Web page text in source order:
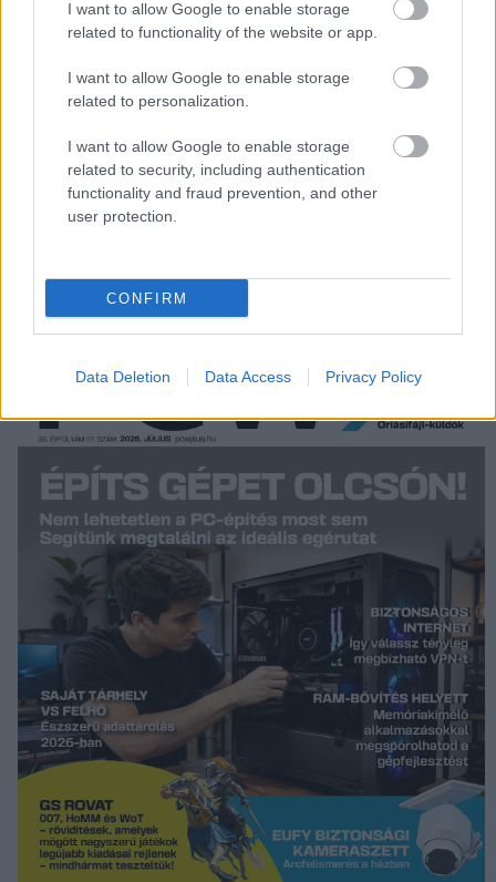
I want to allow Google to enable storage
related to functionality of the website or app.
I want to allow Google to enable storage
related to personalization.
I want to allow Google to enable storage
related to security, including authentication
functionality and fraud prevention, and other
user protection.
CONFIRM
Data Deletion Data Access Privacy Policy
Új egyetemi versenysorozat indul
márciusban
Biztonság| 2013.03.13 16:30
LEGFRISSEBB PCW